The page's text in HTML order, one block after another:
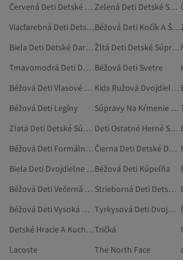
Červená Deti Detské Darčekové Súpravy
Zelená Deti Detské Súpravy
Viacfarebná Deti Detské Darčekové Súpravy
Béžová Deti Kočík A Športový Kočík
Biela Deti Detské Darčekové Súpravy
Žltá Deti Detské Súpravy
Tmavomodrá Deti Detské Súpravy Béžová Deti Svetre
Béžová Deti Vlasové Doplnky
Kids Ružová Dvojdielne Súpravy
Béžová Deti Legíny
Súpravy Na Kŕmenie Detí
Zlatá Deti Detské Súpravy
Deti Ostatné Herné Súpravy
Béžová Deti Formálna Obuv
Čierna Deti Detské Darčekové Súpravy
Biela Deti Dvojdielne SúpravyBéžová Deti Kúpeľňa
Béžová Deti Večerná Obuv
Strieborná Deti Detské Darčekové Súpravy
Béžová Deti Vysoká Obuv
Tyrkysová Deti Dvojdielne Súpravy
Detské Hracie A Kuchynské SúpravyTričká
Lacoste
The North Face